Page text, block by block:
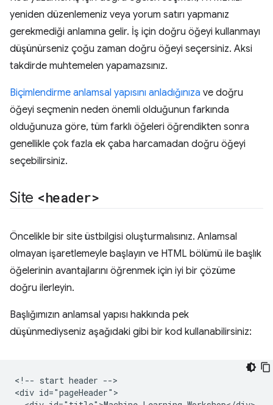
yeniden düzenlemeniz veya yorum satırı yapmanız
gerekmediği anlamına gelir. İş için doğru öğeyi kullanmayı
düşünürseniz çoğu zaman doğru öğeyi seçersiniz. Aksi
takdirde muhtemelen yapamazsınız.
Biçimlendirme anlamsal yapısını anladığınıza ve doğru
öğeyi seçmenin neden önemli olduğunun farkında
olduğunuza göre, tüm farklı öğeleri öğrendikten sonra
genellikle çok fazla ek çaba harcamadan doğru öğeyi
seçebilirsiniz.
Site <header>
Öncelikle bir site üstbilgisi oluşturmalısınız. Anlamsal
olmayan işaretlemeyle başlayın ve HTML bölümü ile başlık
öğelerinin avantajlarını öğrenmek için iyi bir çözüme
doğru ilerleyin.
Başlığımızın anlamsal yapısı hakkında pek
düşünmediyseniz aşağıdaki gibi bir kod kullanabilirsiniz:
<!-- start header -->
<div id="pageHeader">